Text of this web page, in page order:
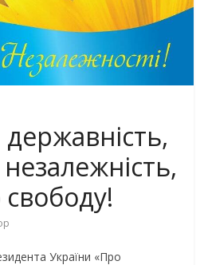
України «Про